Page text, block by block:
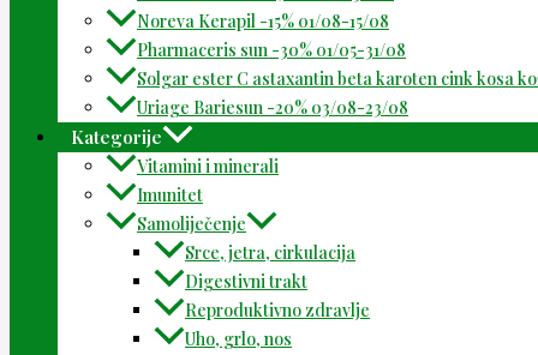
Noreva Kerapil -15% 01/08-15/08
Pharmaceris sun -30% 01/05-31/08
Solgar ester C astaxantin beta karoten cink kosa
Uriage Bariesun -20% 03/08-23/08
Kategorije
Vitamini i minerali
Imunitet
Samoliječenje
Srce, jetra, cirkulacija
Digestivni trakt
Reproduktivno zdravlje
Uho, grlo, nos